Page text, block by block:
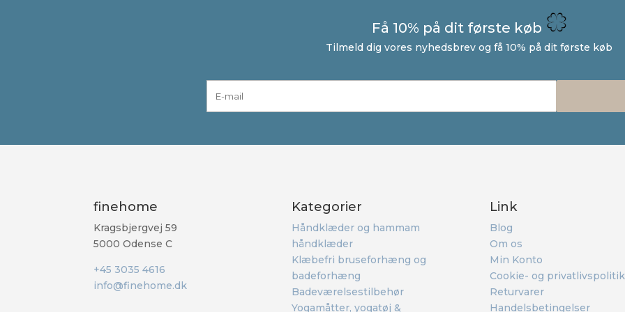
Få 10% på dit første køb
Tilmeld dig vores nyhedsbrev og få 10% på dit første køb
finehome
Kragsbjergvej 59
5000 Odense C
+45 3035 4616
info@finehome.dk
Kategorier
Håndklæder og hammam
håndklæder
Klæbefri bruseforhæng og
badeforhæng
Badeværelsestilbehør
Yogamåtter, yogatøj &
Link
Blog
Om os
Min Konto
Cookie- og privatlivspolitik
Returvarer
Handelsbetingelser